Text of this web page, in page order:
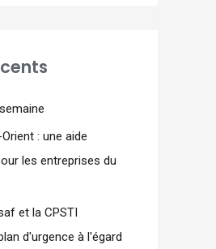
: une aide
les entreprises du
et la CPSTI
d'urgence à l'égard